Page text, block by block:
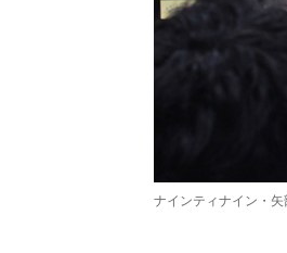
ナインティナイン・